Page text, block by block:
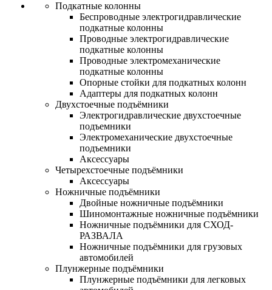
Подкатные колонны
Беспроводные электрогидравлические
подкатные колонны
Проводные электрогидравлические
подкатные колонны
Проводные электромеханические
подкатные колонны
Опорные стойки для подкатных колонн
Адаптеры для подкатных колонн
Двухстоечные подъёмники
Электрогидравлические двухстоечные
подъемники
Электромеханические двухстоечные
подъемники
Аксессуары
Четырехстоечные подъёмники
Аксессуары
Ножничные подъёмники
Двойные ножничные подъёмники
Шиномонтажные ножничные подъёмники
Ножничные подъёмники для СХОД-
РАЗВАЛА
Ножничные подъёмники для грузовых
автомобилей
Плунжерные подъёмники
Плунжерные подъёмники для легковых